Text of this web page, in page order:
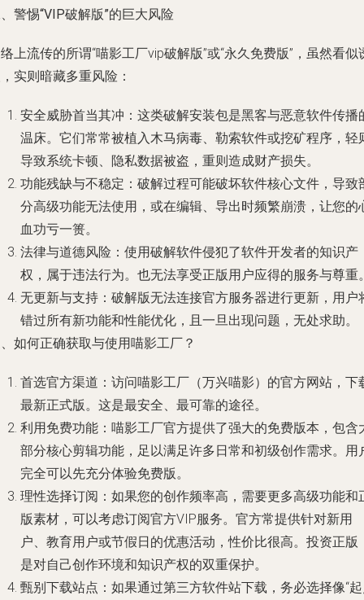
警惕“VIP破解版”的巨大风险
上流传的所谓“喵影工厂vip破解版”或“永久免费版”，虽然看似
实则暗藏多重风险：
安全威胁首当其冲 ：这类破解安装包是黑客与恶意软件传播
温床。它们常常被植入木马病毒、勒索软件或挖矿程序，轻
导致系统卡顿、隐私数据被盗，重则造成财产损失。
功能残缺与不稳定 ：破解过程可能破坏软件核心文件，导致
分高级功能无法使用，或在编辑、导出时频繁崩溃，让您的
血功亏一篑。
法律与道德风险 ：使用破解软件侵犯了软件开发者的知识产
权，属于违法行为。也无法享受正版用户应得的服务与尊重
无更新与支持 ：破解版无法连接官方服务器进行更新，用户
错过所有新功能和性能优化，且一旦出现问题，无处求助。
如何正确获取与使用喵影工厂？
首选官方渠道 ：访问喵影工厂（万兴喵影）的官方网站，下
最新正式版。这是最安全、最可靠的途径。
利用免费功能 ：喵影工厂官方提供了强大的免费版本，包含
部分核心剪辑功能，足以满足许多日常和初级创作需求。用
完全可以先充分体验免费版。
理性选择订阅 ：如果您的创作频率高，需要更多高级功能和
版素材，可以考虑订阅官方VIP服务。官方常提供针对新用
户、教育用户或节假日的优惠活动，性价比很高。投资正版
是对自己创作环境和知识产权的双重保护。
甄别下载站点 ：如果通过第三方软件站下载，务必选择像“